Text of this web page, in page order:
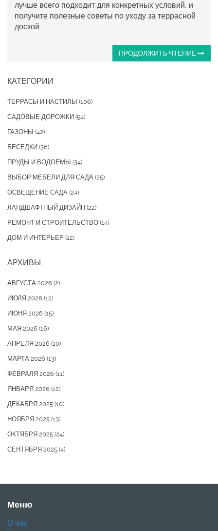
лучше всего подходит для конкретных условий, и
получите полезные советы по уходу за террасной
доской.
ПРОДОЛЖИТЬ ЧТЕНИЕ
КАТЕГОРИИ
ТЕРРАСЫ И НАСТИЛЫ (106)
САДОВЫЕ ДОРОЖКИ (54)
ГАЗОНЫ (42)
БЕСЕДКИ (36)
ПРУДЫ И ВОДОЕМЫ (34)
ВЫБОР МЕБЕЛИ ДЛЯ САДА (25)
ОСВЕЩЕНИЕ САДА (24)
ЛАНДШАФТНЫЙ ДИЗАЙН (22)
РЕМОНТ И СТРОИТЕЛЬСТВО (14)
ДОМ И ИНТЕРЬЕР (12)
АРХИВЫ
АВГУСТА 2026 (2)
ИЮЛЯ 2026 (12)
ИЮНЯ 2026 (15)
МАЯ 2026 (16)
АПРЕЛЯ 2026 (10)
МАРТА 2026 (13)
ФЕВРАЛЯ 2026 (11)
ЯНВАРЯ 2026 (12)
ДЕКАБРЯ 2025 (10)
НОЯБРЯ 2025 (13)
ОКТЯБРЯ 2025 (24)
СЕНТЯБРЯ 2025 (4)
Меню
О нас